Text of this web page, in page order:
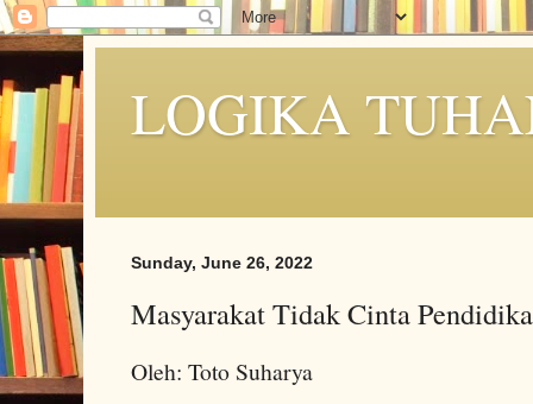
LOGIKA
Sunday, June 26, 2022
Masyarakat Tidak Cinta
Oleh: Toto Suharya